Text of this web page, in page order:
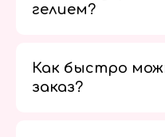
гелием?
Как быстро
заказ?